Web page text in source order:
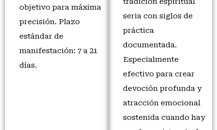
objetivo para máxima
precisión. Plazo
estándar de
manifestación: 7 a 21
días.
seria con siglos de
práctica
documentada.
Especialmente
efectivo para crear
devoción profunda y
atracción emocional
sostenida cuando hay